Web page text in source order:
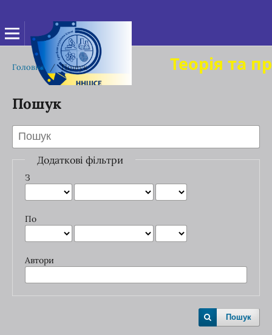
Теорія та
Головна / Пошук
Пошук
Додаткові фільтри
З
По
Автори
Пошук